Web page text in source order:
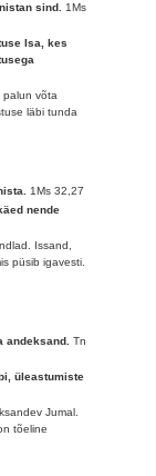
sind. 1Ms
Isa, kes
palun võta
läbi tunda
1Ms 32,27
nende
Issand,
püsib igavesti.
andeksand.Tn
üleastumiste
Jumal.
tõeline